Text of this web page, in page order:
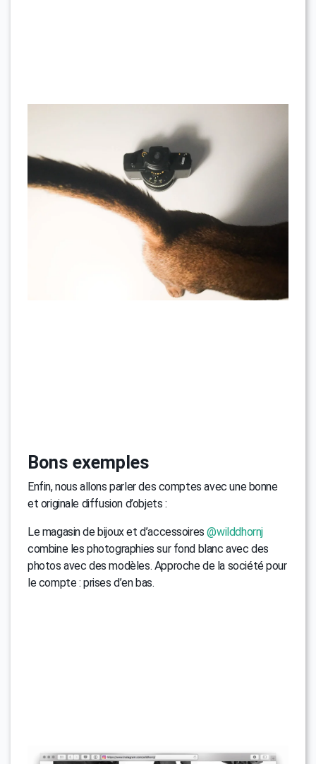
Bons exemples
Enfin, nous allons parler des comptes avec une bonne
et originale diffusion d’objets :
Le magasin de bijoux et d’accessoires@wilddhornj
combine les photographies sur fond blanc avec des
photos avec des modèles. Approche de la société pour
le compte : prises d’en bas.